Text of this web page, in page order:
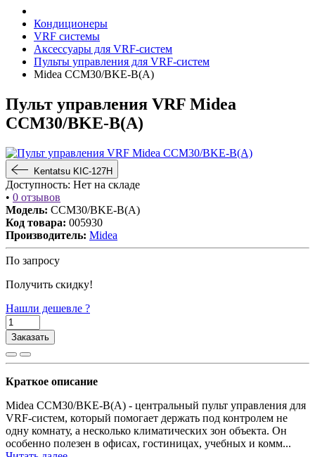
Кондиционеры
VRF системы
Аксессуары для VRF-систем
Пульты управления для VRF-систем
Midea CCM30/BKE-B(A)
Пульт управления VRF Midea
CCM30/BKE-B(A)
Kentatsu KIC-127H
Доступность: Нет на складе
• 0 отзывов
Модель: CCM30/BKE-B(A)
Код товара: 005930
Производитель: Midea
По запросу
Получить скидку!
Нашли дешевле ?
Заказать
Краткое описание
Midea CCM30/BKE-B(A) - центральный пульт управления для
VRF-систем, который помогает держать под контролем не
одну комнату, а несколько климатических зон объекта. Он
особенно полезен в офисах, гостиницах, учебных и комм...